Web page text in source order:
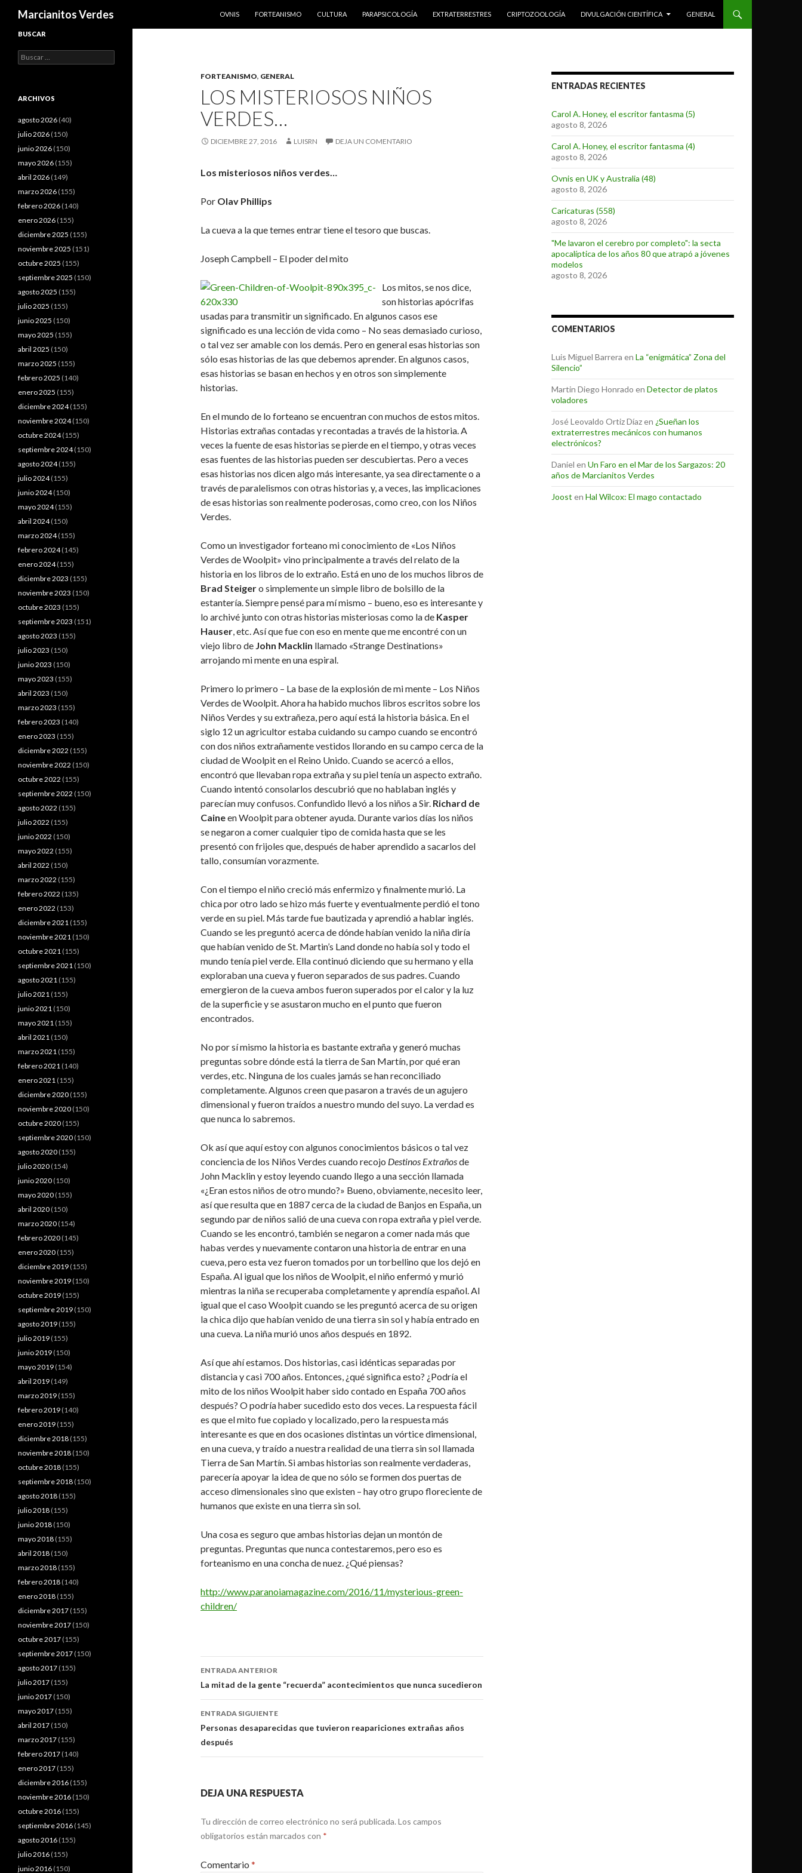
Marcianitos Verdes
OVNIS
FORTEANISMO CULTURA PARAPSICOLOGÍA EXTRATERRESTRES CRIPTOZOOLOGÍA DIVULGACIÓN CIENTÍFICA GENERAL
FORTEANISMO, GENERAL
LOS MISTERIOSOS NIÑOS
VERDES…
DICIEMBRE 27, 2016 LUISRN DEJA UN COMENTARIO
Los misteriosos niños verdes…
Por Olav Phillips
La cueva a la que temes entrar tiene el tesoro que buscas.
Joseph Campbell – El poder del mito
Los mitos, se nos dice,
son historias apócrifas
usadas para transmitir un significado. En algunos casos ese
significado es una lección de vida como – No seas demasiado curioso,
o tal vez ser amable con los demás. Pero en general esas historias son
sólo esas historias de las que debemos aprender. En algunos casos,
esas historias se basan en hechos y en otros son simplemente
historias.
En el mundo de lo forteano se encuentran con muchos de estos mitos.
Historias extrañas contadas y recontadas a través de la historia. A
veces la fuente de esas historias se pierde en el tiempo, y otras veces
esas fuentes de las historias pueden ser descubiertas. Pero a veces
esas historias nos dicen algo más interesante, ya sea directamente o a
través de paralelismos con otras historias y, a veces, las implicaciones
de esas historias son realmente poderosas, como creo, con los Niños
Verdes.
Como un investigador forteano mi conocimiento de «Los Niños
Verdes de Woolpit» vino principalmente a través del relato de la
historia en los libros de lo extraño. Está en uno de los muchos libros de
Brad Steigero simplemente un simple libro de bolsillo de la
estantería. Siempre pensé para mí mismo – bueno, eso es interesante y
lo archivé junto con otras historias misteriosas como la de Kasper
Hauser, etc. Así que fue con eso en mente que me encontré con un
viejo libro de John Macklin llamado «Strange Destinations»
arrojando mi mente en una espiral.
Primero lo primero – La base de la explosión de mi mente – Los Niños
Verdes de Woolpit. Ahora ha habido muchos libros escritos sobre los
Niños Verdes y su extrañeza, pero aquí está la historia básica. En el
siglo 12 un agricultor estaba cuidando su campo cuando se encontró
con dos niños extrañamente vestidos llorando en su campo cerca de la
ciudad de Woolpit en el Reino Unido. Cuando se acercó a ellos,
encontró que llevaban ropa extraña y su piel tenía un aspecto extraño.
Cuando intentó consolarlos descubrió que no hablaban inglés y
parecían muy confusos. Confundido llevó a los niños a Sir. Richard de
Caineen Woolpit para obtener ayuda. Durante varios días los niños
se negaron a comer cualquier tipo de comida hasta que se les
presentó con frijoles que, después de haber aprendido a sacarlos del
tallo, consumían vorazmente.
Con el tiempo el niño creció más enfermizo y finalmente murió. La
chica por otro lado se hizo más fuerte y eventualmente perdió el tono
verde en su piel. Más tarde fue bautizada y aprendió a hablar inglés.
Cuando se les preguntó acerca de dónde habían venido la niña diría
que habían venido de St. Martin’s Land donde no había sol y todo el
mundo tenía piel verde. Ella continuó diciendo que su hermano y ella
exploraban una cueva y fueron separados de sus padres. Cuando
emergieron de la cueva ambos fueron superados por el calor y la luz
de la superficie y se asustaron mucho en el punto que fueron
encontrados.
No por sí mismo la historia es bastante extraña y generó muchas
preguntas sobre dónde está la tierra de San Martín, por qué eran
verdes, etc. Ninguna de los cuales jamás se han reconciliado
completamente. Algunos creen que pasaron a través de un agujero
dimensional y fueron traídos a nuestro mundo del suyo. La verdad es
que nunca lo sabremos.
Ok así que aquí estoy con algunos conocimientos básicos o tal vez
conciencia de los Niños Verdes cuando recojo Destinos Extrañosde
John Macklin y estoy leyendo cuando llego a una sección llamada
«¿Eran estos niños de otro mundo?» Bueno, obviamente, necesito leer,
así que resulta que en 1887 cerca de la ciudad de Banjos en España, un
segundo par de niños salió de una cueva con ropa extraña y piel verde.
Cuando se les encontró, también se negaron a comer nada más que
habas verdes y nuevamente contaron una historia de entrar en una
cueva, pero esta vez fueron tomados por un torbellino que los dejó en
España. Al igual que los niños de Woolpit, el niño enfermó y murió
mientras la niña se recuperaba completamente y aprendía español. Al
igual que el caso Woolpit cuando se les preguntó acerca de su origen
la chica dijo que habían venido de una tierra sin sol y había entrado en
una cueva. La niña murió unos años después en 1892.
Así que ahí estamos. Dos historias, casi idénticas separadas por
distancia y casi 700 años. Entonces, ¿qué significa esto? ¿Podría el
mito de los niños Woolpit haber sido contado en España 700 años
después? O podría haber sucedido esto dos veces. La respuesta fácil
es que el mito fue copiado y localizado, pero la respuesta más
interesante es que en dos ocasiones distintas un vórtice dimensional,
en una cueva, y traído a nuestra realidad de una tierra sin sol llamada
Tierra de San Martín. Si ambas historias son realmente verdaderas,
parecería apoyar la idea de que no sólo se formen dos puertas de
acceso dimensionales sino que existen – hay otro grupo floreciente de
humanos que existe en una tierra sin sol.
Una cosa es seguro que ambas historias dejan un montón de
preguntas. Preguntas que nunca contestaremos, pero eso es
forteanismo en una concha de nuez. ¿Qué piensas?
http://www.paranoiamagazine.com/2016/11/mysterious-green-
children/
Navegación
de
entradas
ENTRADA ANTERIOR
La mitad de la gente “recuerda” acontecimientos que nunca sucedieron
ENTRADA SIGUIENTE
Personas desaparecidas que tuvieron reapariciones extrañas años
después
DEJA UNA RESPUESTA
Tu dirección de correo electrónico no será publicada. Los campos
obligatorios están marcados con *
Comentario *
ENTRADAS RECIENTES
Carol A. Honey, el escritor fantasma (5)
agosto 8, 2026
Carol A. Honey, el escritor fantasma (4)
agosto 8, 2026
Ovnis en UK y Australia (48)
agosto 8, 2026
Caricaturas (558)
agosto 8, 2026
"Me lavaron el cerebro por completo": la secta
apocalíptica de los años 80 que atrapó a jóvenes
modelos
agosto 8, 2026
COMENTARIOS
Luis Miguel Barrera en La “enigmática” Zona del
Silencio”
Martin Diego Honrado en Detector de platos
voladores
José Leovaldo Ortiz Díazen ¿Sueñan los
extraterrestres mecánicos con humanos
electrónicos?
Daniel en Un Faro en el Mar de los Sargazos: 20
años de Marcianitos Verdes
Joost en Hal Wilcox: El mago contactado
BUSCAR
Buscar:
ARCHIVOS
agosto 2026 (40)
julio 2026 (150)
junio 2026 (150)
mayo 2026 (155)
abril 2026 (149)
marzo 2026 (155)
febrero 2026 (140)
enero 2026 (155)
diciembre 2025 (155)
noviembre 2025 (151)
octubre 2025 (155)
septiembre 2025 (150)
agosto 2025 (155)
julio 2025 (155)
junio 2025 (150)
mayo 2025 (155)
abril 2025 (150)
marzo 2025 (155)
febrero 2025 (140)
enero 2025 (155)
diciembre 2024(155)
noviembre 2024(150)
octubre 2024(155)
septiembre 2024(150)
agosto 2024(155)
julio 2024(155)
junio 2024(150)
mayo 2024(155)
abril 2024(150)
marzo 2024(155)
febrero 2024(145)
enero 2024(155)
diciembre 2023 (155)
noviembre 2023 (150)
octubre 2023 (155)
septiembre 2023 (151)
agosto 2023 (155)
julio 2023 (150)
junio 2023 (150)
mayo 2023 (155)
abril 2023 (150)
marzo 2023 (155)
febrero 2023 (140)
enero 2023 (155)
diciembre 2022 (155)
noviembre 2022 (150)
octubre 2022 (155)
septiembre 2022 (150)
agosto 2022 (155)
julio 2022 (155)
junio 2022 (150)
mayo 2022 (155)
abril 2022 (150)
marzo 2022 (155)
febrero 2022 (135)
enero 2022 (153)
diciembre 2021 (155)
noviembre 2021 (150)
octubre 2021 (155)
septiembre 2021 (150)
agosto 2021 (155)
julio 2021 (155)
junio 2021 (150)
mayo 2021 (155)
abril 2021 (150)
marzo 2021 (155)
febrero 2021 (140)
enero 2021 (155)
diciembre 2020 (155)
noviembre 2020 (150)
octubre 2020 (155)
septiembre 2020 (150)
agosto 2020 (155)
julio 2020 (154)
junio 2020 (150)
mayo 2020 (155)
abril 2020 (150)
marzo 2020 (154)
febrero 2020 (145)
enero 2020 (155)
diciembre 2019 (155)
noviembre 2019 (150)
octubre 2019 (155)
septiembre 2019 (150)
agosto 2019 (155)
julio 2019 (155)
junio 2019 (150)
mayo 2019 (154)
abril 2019 (149)
marzo 2019 (155)
febrero 2019 (140)
enero 2019 (155)
diciembre 2018 (155)
noviembre 2018 (150)
octubre 2018 (155)
septiembre 2018 (150)
agosto 2018 (155)
julio 2018 (155)
junio 2018 (150)
mayo 2018 (155)
abril 2018 (150)
marzo 2018 (155)
febrero 2018 (140)
enero 2018 (155)
diciembre 2017 (155)
noviembre 2017 (150)
octubre 2017 (155)
septiembre 2017 (150)
agosto 2017 (155)
julio 2017 (155)
junio 2017 (150)
mayo 2017 (155)
abril 2017 (150)
marzo 2017 (155)
febrero 2017 (140)
enero 2017 (155)
diciembre 2016 (155)
noviembre 2016 (150)
octubre 2016 (155)
septiembre 2016 (145)
agosto 2016 (155)
julio 2016 (155)
junio 2016 (150)